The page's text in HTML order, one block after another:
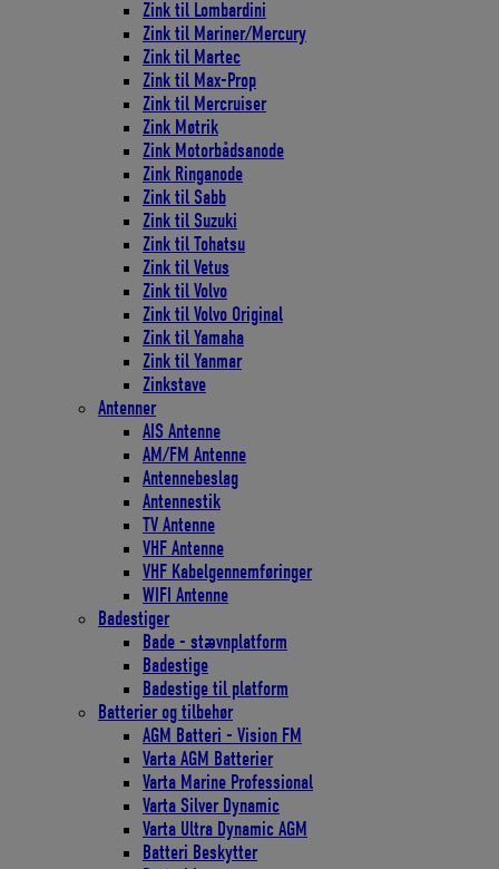
Zink til Lombardini
Zink til Mariner/Mercury
Zink til Martec
Zink til Max-Prop
Zink til Mercruiser
Zink Møtrik
Zink Motorbådsanode
Zink Ringanode
Zink til Sabb
Zink til Suzuki
Zink til Tohatsu
Zink til Vetus
Zink til Volvo
Zink til Volvo Original
Zink til Yamaha
Zink til Yanmar
Zinkstave
Antenner
AIS Antenne
AM/FM Antenne
Antennebeslag
Antennestik
TV Antenne
VHF Antenne
VHF Kabelgennemføringer
WIFI Antenne
Badestiger
Bade - stævnplatform
Badestige
Badestige til platform
Batterier og tilbehør
AGM Batteri - Vision FM
Varta AGM Batterier
Varta Marine Professional
Varta Silver Dynamic
Varta Ultra Dynamic AGM
Batteri Beskytter